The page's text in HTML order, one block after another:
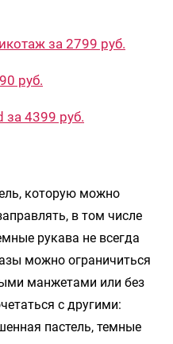
за 2799 руб.
руб.
4399 руб.
которую можно
в том числе
рукава не всегда
можно ограничиться
манжетами или без
с другими:
пастель, темные